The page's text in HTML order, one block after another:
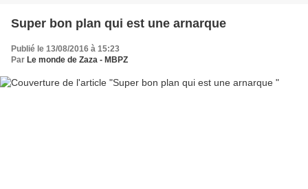
Super bon plan qui est une arnarque
Publié le 13/08/2016 à 15:23
Par Le monde de Zaza - MBPZ